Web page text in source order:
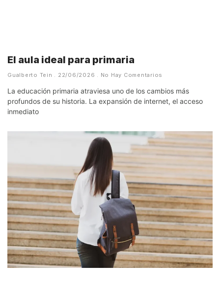
El aula ideal para primaria
Gualberto Tein 22/06/2026 No Hay Comentarios
La educación primaria atraviesa uno de los cambios más
profundos de su historia. La expansión de internet, el acceso
inmediato